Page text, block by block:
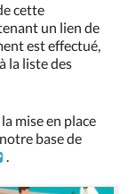
cette
un lien de
est effectué,
la liste des
mise en place
base de
.